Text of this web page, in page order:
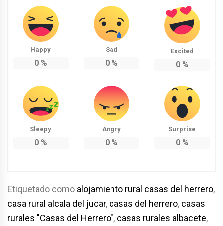
Happy
0%
Sad
0%
Excited
0%
Sleepy
0%
Angry
0%
Surprise
0%
Etiquetado como alojamiento rural casas del herrero,
casa rural alcala del jucar, casas del herrero, casas
rurales "Casas del Herrero", casas rurales albacete,